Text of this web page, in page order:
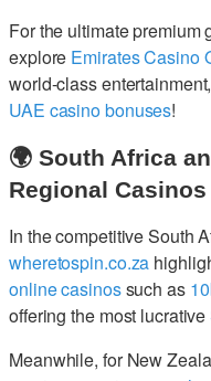
For the ultimate premium
explore Emirates Casino
world-class
UAE casino bonuses!
🌍 South Africa
Regional Casinos
In the competitive South
wheretospin.co.za
online casinossuch as
offering the most lucrative
Meanwhile, for New